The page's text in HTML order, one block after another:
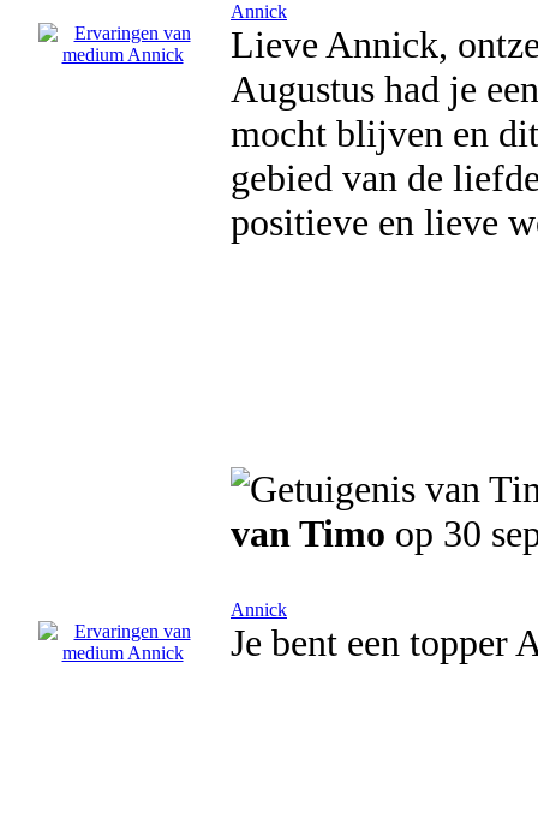
Annick
Lieve Annick,
Augustus had je
mocht blijven en
gebied van de
positieve en lieve
van Timo op 30
Annick
Je bent een topper